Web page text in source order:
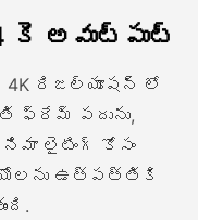
అవుట్పుట్
4K రిజల్యూషన్ లో
ఫ్రేమ్ పదును,
లైటింగ్ కోసం
ఉత్పత్తికి